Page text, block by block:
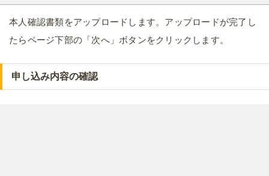
本人確認書類をアップロードします。アップロードが完了し
たらページ下部の「次へ」ボタンをクリックします。
申し込み内容の確認